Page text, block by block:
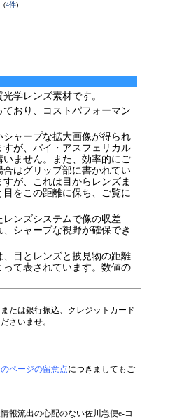
(4件)
学レンズ素材です。
おり、コストパフォーマン
ャープな拡大画像が得られ
が、バイ・アスフェリカル
いません。また、効率的にご
はグリップ部に書かれてい
が、これは目からレンズま
をこの距離に保ち、ご覧に
ンズシステムで像の収差
シャープな視野が確保でき
目とレンズと披見物の距離
て表されています。数値の